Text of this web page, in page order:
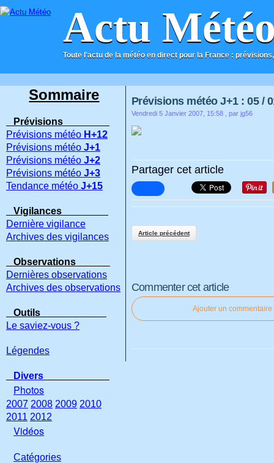
Actu
Toute l'actu de la météo en direct pour la France :
ACCUEIL CONTACT
Prévisions météo J+1 : 05 /
Vendredi 5 Janvier 2007, 15:58 , par jg56
Partager cet article
Article précédent
Commenter cet article
Ajouter un commentaire
Sommaire
Prévisions
Prévisions météo H+12
Prévisions météo J+1
Prévisions météo J+2
Prévisions météo J+3
Tendance météo J+15
Vigilances
Dernière vigilance
Archives des vigilances
Observations
Dernières observations
Archives des observations
Outils
Le saviez-vous ?
Légendes
Divers
Photos
2007 2008 2009 2010
2011 2012
Vidéos
Catégories